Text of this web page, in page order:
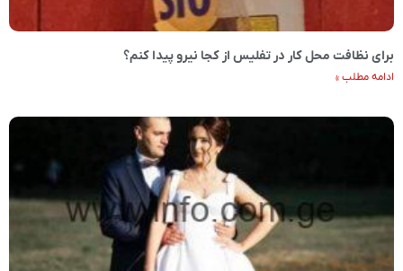
برای نظافت محل کار در تفلیس از کجا نیرو پیدا کنم؟
ادامه مطلب »